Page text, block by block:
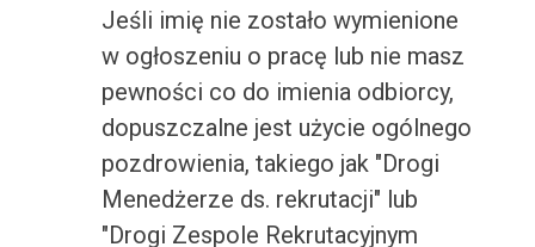
Jeśli imię nie zostało wymienione
w ogłoszeniu o pracę lub nie masz
pewności co do imienia odbiorcy,
dopuszczalne jest użycie ogólnego
pozdrowienia, takiego jak "Drogi
Menedżerze ds. rekrutacji" lub
"Drogi Zespole Rekrutacyjnym